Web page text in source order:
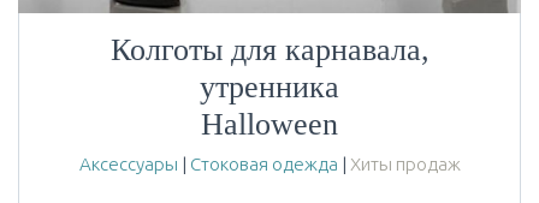
Колготы для карнавала,
утренника
Halloween
Аксессуары Стоковая одежда Хиты продаж